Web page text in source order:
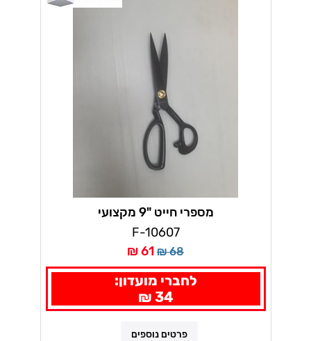
מספרי חייט "9 מקצועי
F-10607
68 ₪
61 ₪
לחברי מועדון:
34 ₪
פרטים נוספים